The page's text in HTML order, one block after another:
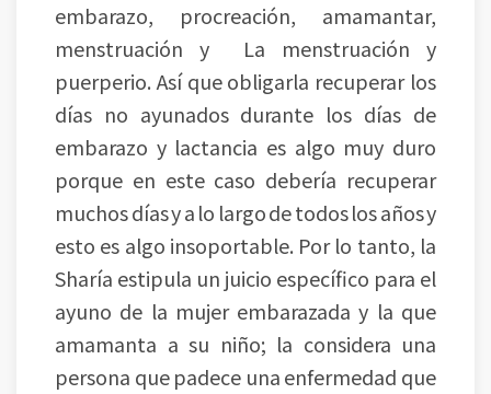
embarazo, procreación, amamantar,
menstruación y La menstruación y
puerperio. Así que obligarla recuperar los
días no ayunados durante los días de
embarazo y lactancia es algo muy duro
porque en este caso debería recuperar
muchos días y a lo largo de todos los años y
esto es algo insoportable. Por lo tanto, la
Sharía estipula un juicio específico para el
ayuno de la mujer embarazada y la que
amamanta a su niño; la considera una
persona que padece una enfermedad que